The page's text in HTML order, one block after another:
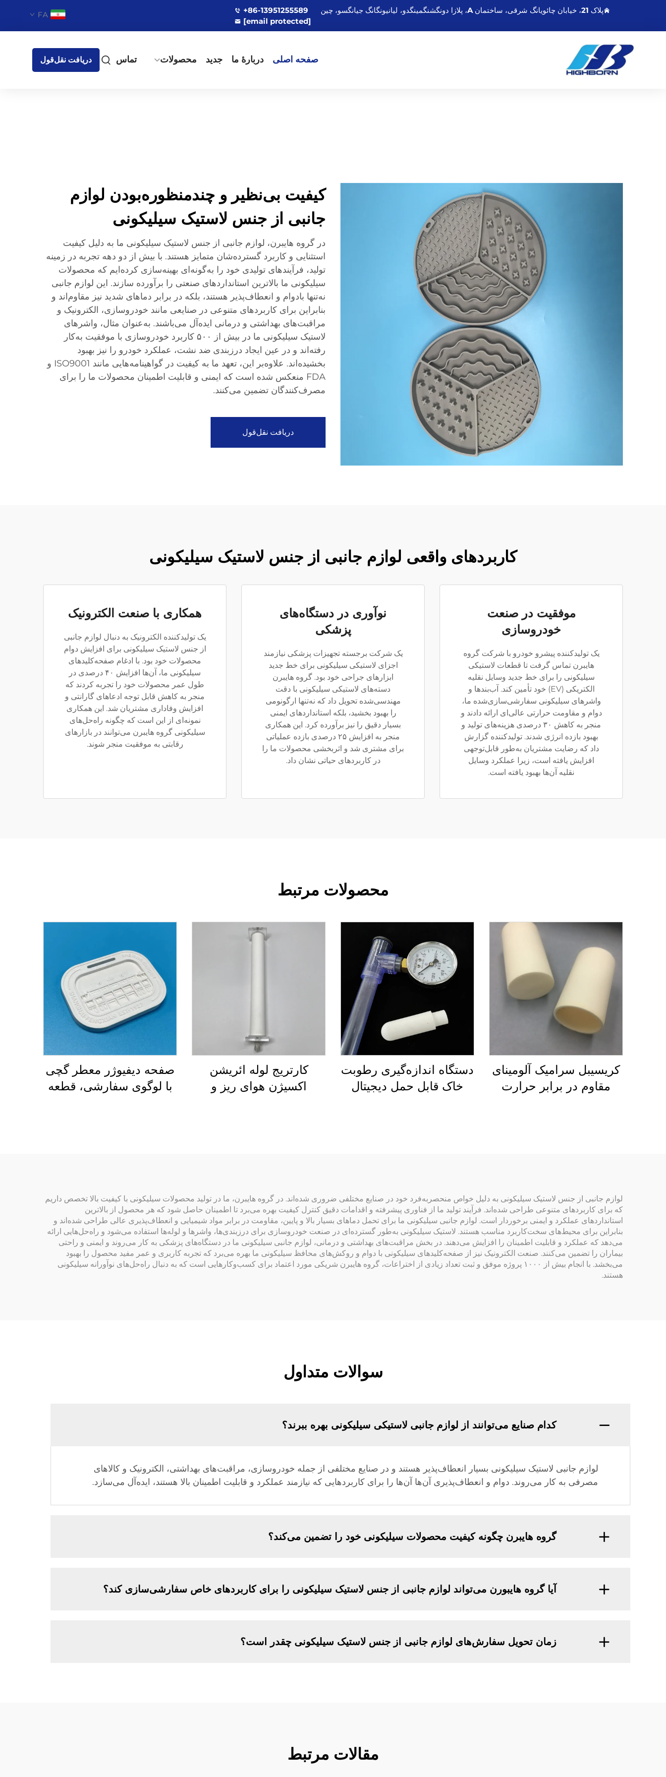
پلاک 21، خیابان چائویانگ شرقی، ساختمان A، پلازا دونگشنگمینگدو، لیانیونگانگ جیانگسو، چین
+86-13951255589
[email protected]
FA
صفحه اصلی دربارهٔ ما جدید محصولات تماس دریافت نقل‌قول
کیفیت بی‌نظیر و چندمنظوره‌بودن لوازم
جانبی از جنس لاستیک سیلیکونی
در گروه هایبرن، لوازم جانبی از جنس لاستیک سیلیکونی ما به دلیل کیفیت
استثنایی و کاربرد گسترده‌شان متمایز هستند. با بیش از دو دهه تجربه در زمینه
تولید، فرآیندهای تولیدی خود را به‌گونه‌ای بهینه‌سازی کرده‌ایم که محصولات
سیلیکونی ما بالاترین استانداردهای صنعتی را برآورده سازند. این لوازم جانبی
نه‌تنها بادوام و انعطاف‌پذیر هستند، بلکه در برابر دماهای شدید نیز مقاوم‌اند و
بنابراین برای کاربردهای متنوعی در صنایعی مانند خودروسازی، الکترونیک و
مراقبت‌های بهداشتی و درمانی ایده‌آل می‌باشند. به‌عنوان مثال، واشرهای
لاستیک سیلیکونی ما در بیش از ۵۰۰ کاربرد خودروسازی با موفقیت به‌کار
رفته‌اند و در عین ایجاد درزبندی ضد نشت، عملکرد خودرو را نیز بهبود
بخشیده‌اند. علاوه‌بر این، تعهد ما به کیفیت در گواهینامه‌هایی مانند ISO9001 و
FDA منعکس شده است که ایمنی و قابلیت اطمینان محصولات ما را برای
مصرف‌کنندگان تضمین می‌کنند.
دریافت نقل‌قول
کاربردهای واقعی لوازم جانبی از جنس لاستیک سیلیکونی
موفقیت در صنعت
خودروسازی
یک تولیدکننده پیشرو خودرو با شرکت گروه
هایبرن تماس گرفت تا قطعات لاستیکی
سیلیکونی را برای خط جدید وسایل نقلیه
الکتریکی (EV) خود تأمین کند. آب‌بندها و
واشرهای سیلیکونی سفارشی‌سازی‌شده ما،
دوام و مقاومت حرارتی عالی‌ای ارائه دادند و
منجر به کاهش ۳۰ درصدی هزینه‌های تولید و
بهبود بازده انرژی شدند. تولیدکننده گزارش
داد که رضایت مشتریان به‌طور قابل‌توجهی
افزایش یافته است، زیرا عملکرد وسایل
نقلیه آن‌ها بهبود یافته است.
نوآوری در دستگاه‌های
پزشکی
یک شرکت برجسته تجهیزات پزشکی نیازمند
اجزای لاستیکی سیلیکونی برای خط جدید
ابزارهای جراحی خود بود. گروه هایبرن
دسته‌های لاستیکی سیلیکونی با دقت
مهندسی‌شده تحویل داد که نه‌تنها ارگونومی
را بهبود بخشید، بلکه استانداردهای ایمنی
بسیار دقیق را نیز برآورده کرد. این همکاری
منجر به افزایش ۲۵ درصدی بازده عملیاتی
برای مشتری شد و اثربخشی محصولات ما را
در کاربردهای حیاتی نشان داد.
همکاری با صنعت الکترونیک
یک تولیدکننده الکترونیک به دنبال لوازم جانبی
از جنس لاستیک سیلیکونی برای افزایش دوام
محصولات خود بود. با ادغام صفحه‌کلیدهای
سیلیکونی ما، آن‌ها افزایش ۴۰ درصدی در
طول عمر محصولات خود را تجربه کردند که
منجر به کاهش قابل توجه ادعاهای گارانتی و
افزایش وفاداری مشتریان شد. این همکاری
نمونه‌ای از این است که چگونه راه‌حل‌های
سیلیکونی گروه هایبرن می‌توانند در بازارهای
رقابتی به موفقیت منجر شوند.
محصولات مرتبط
کریسیبل سرامیک آلومینای
مقاوم در برابر حرارت
دستگاه اندازه‌گیری رطوبت
خاک قابل حمل دیجیتال
کارتریج لوله ائریشن
اکسیژن هوای ریز و
صفحه دیفیوژر معطر گچی
با لوگوی سفارشی، قطعه
لوازم جانبی از جنس لاستیک سیلیکونی به دلیل خواص منحصربه‌فرد خود در صنایع مختلفی ضروری شده‌اند. در گروه هایبرن، ما در تولید محصولات سیلیکونی با کیفیت بالا تخصص داریم
که برای کاربردهای متنوعی طراحی شده‌اند. فرآیند تولید ما از فناوری پیشرفته و اقدامات دقیق کنترل کیفیت بهره می‌برد تا اطمینان حاصل شود که هر محصول از بالاترین
استانداردهای عملکرد و ایمنی برخوردار است. لوازم جانبی سیلیکونی ما برای تحمل دماهای بسیار بالا و پایین، مقاومت در برابر مواد شیمیایی و انعطاف‌پذیری عالی طراحی شده‌اند و
بنابراین برای محیط‌های سخت‌کاربرد مناسب هستند. لاستیک سیلیکونی به‌طور گسترده‌ای در صنعت خودروسازی برای درزبندی‌ها، واشرها و لوله‌ها استفاده می‌شود و راه‌حل‌هایی ارائه
می‌دهد که عملکرد و قابلیت اطمینان را افزایش می‌دهند. در بخش مراقبت‌های بهداشتی و درمانی، لوازم جانبی سیلیکونی ما در دستگاه‌های پزشکی به کار می‌روند و ایمنی و راحتی
بیماران را تضمین می‌کنند. صنعت الکترونیک نیز از صفحه‌کلیدهای سیلیکونی با دوام و روکش‌های محافظ سیلیکونی ما بهره می‌برد که تجربه کاربری و عمر مفید محصول را بهبود
می‌بخشد. با انجام بیش از ۱۰۰۰ پروژه موفق و ثبت تعداد زیادی از اختراعات، گروه هایبرن شریکی مورد اعتماد برای کسب‌وکارهایی است که به دنبال راه‌حل‌های نوآورانه سیلیکونی
هستند.
سوالات متداول
کدام صنایع می‌توانند از لوازم جانبی لاستیکی سیلیکونی بهره ببرند؟
لوازم جانبی لاستیک سیلیکونی بسیار انعطاف‌پذیر هستند و در صنایع مختلفی از جمله خودروسازی، مراقبت‌های بهداشتی، الکترونیک و کالاهای
مصرفی به کار می‌روند. دوام و انعطاف‌پذیری آن‌ها آن‌ها را برای کاربردهایی که نیازمند عملکرد و قابلیت اطمینان بالا هستند، ایده‌آل می‌سازد.
گروه هایبرن چگونه کیفیت محصولات سیلیکونی خود را تضمین می‌کند؟
آیا گروه هایبورن می‌تواند لوازم جانبی از جنس لاستیک سیلیکونی را برای کاربردهای خاص سفارشی‌سازی کند؟
زمان تحویل سفارش‌های لوازم جانبی از جنس لاستیک سیلیکونی چقدر است؟
مقالات مرتبط